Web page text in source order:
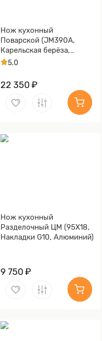
Нож кухонный
Поварской (JM390A,
Карельская берёза,
Мокумэ-ганэ)
5.0
22 350 ₽
Нож кухонный
Разделочный ЦМ (95Х18,
Накладки G10, Алюминий)
9 750 ₽